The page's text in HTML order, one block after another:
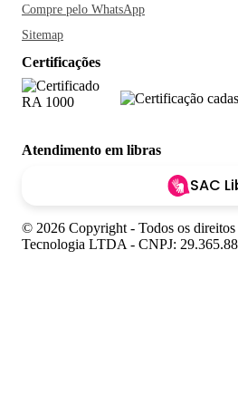
Compre pelo WhatsApp
Sitemap
Certificações
Atendimento em libras
SAC
© 2026 Copyright - Todos os direitos
Tecnologia LTDA - CNPJ: